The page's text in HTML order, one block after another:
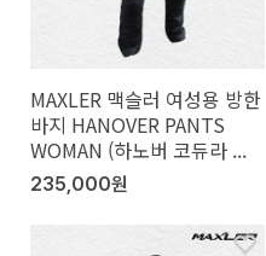
MAXLER 맥슬러 여성용 방한
바지 HANOVER PANTS
WOMAN (하노버 코듀라 ...
235,000원